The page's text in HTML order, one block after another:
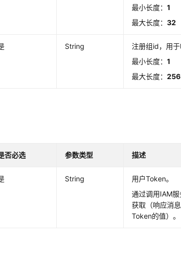
最小长度：1
最大长度：32
String
注册组id，用
最小长度：1
最大长度：256
否必选 参数类型 描述
String
用户Token。
通过调用IAM
获取（响应消
Token的值）。